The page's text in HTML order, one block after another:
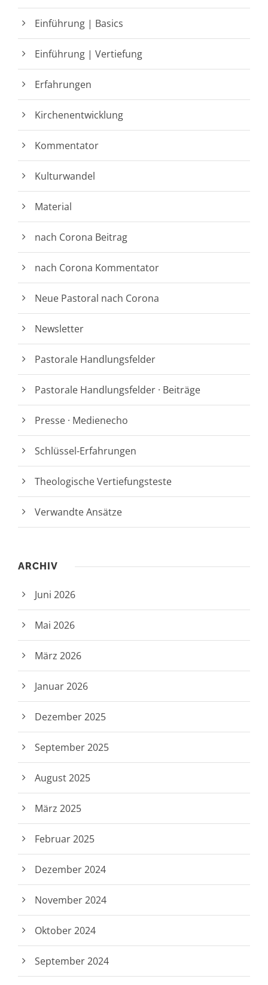
Einführung | Basics
Einführung | Vertiefung
Erfahrungen
Kirchenentwicklung
Kommentator
Kulturwandel
Material
nach Corona Beitrag
nach Corona Kommentator
Neue Pastoral nach Corona
Newsletter
Pastorale Handlungsfelder
Pastorale Handlungsfelder · Beiträge
Presse · Medienecho
Schlüssel-Erfahrungen
Theologische Vertiefungsteste
Verwandte Ansätze
ARCHIV
Juni 2026
Mai 2026
März 2026
Januar 2026
Dezember 2025
September 2025
August 2025
März 2025
Februar 2025
Dezember 2024
November 2024
Oktober 2024
September 2024